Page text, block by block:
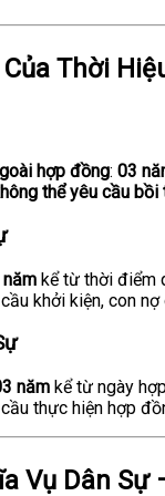
Thời
hợp đồng: 03
thể yêu cầu
kể từ thời điểm
khởi kiện, con
năm kể từ ngày
thực hiện hợp
Vụ Dân